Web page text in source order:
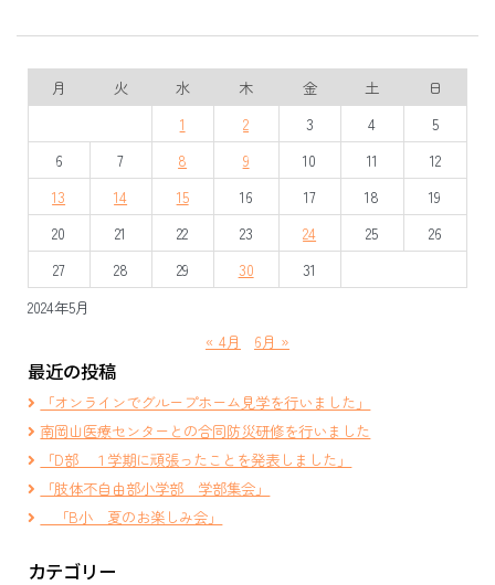
2024年5月
月 火 水 木 金 土
日
1
2 3 4
5
6
7 8 9 10 11
12
13
14 15 16 17 18
19
20
21 22 23 24 25
26
27
28 29 30 31
« 4月 6月 »
最近の投稿
「オンラインでグループホーム見学を行いました」
南岡山医療センターとの合同防災研修を行いました
「D部 １学期に頑張ったことを発表しました」
「肢体不自由部小学部 学部集会」
「B小 夏のお楽しみ会」
カテゴリー